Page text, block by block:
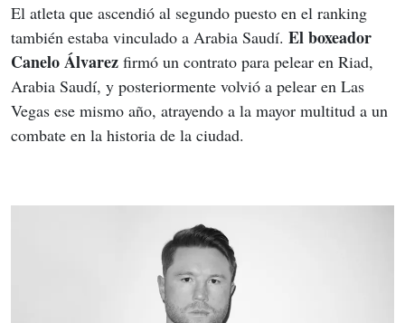
El atleta que ascendió al segundo puesto en el ranking
también estaba vinculado a Arabia Saudí. El boxeador
Canelo Álvarez firmó un contrato para pelear en Riad,
Arabia Saudí, y posteriormente volvió a pelear en Las
Vegas ese mismo año, atrayendo a la mayor multitud a un
combate en la historia de la ciudad.